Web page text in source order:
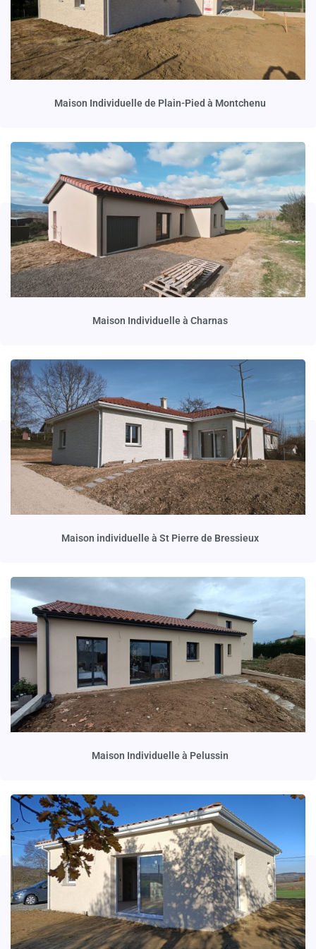
Maison Individuelle de Plain-Pied à Montchenu
Maison Individuelle à Charnas
Maison individuelle à St Pierre de Bressieux
Maison Individuelle à Pelussin